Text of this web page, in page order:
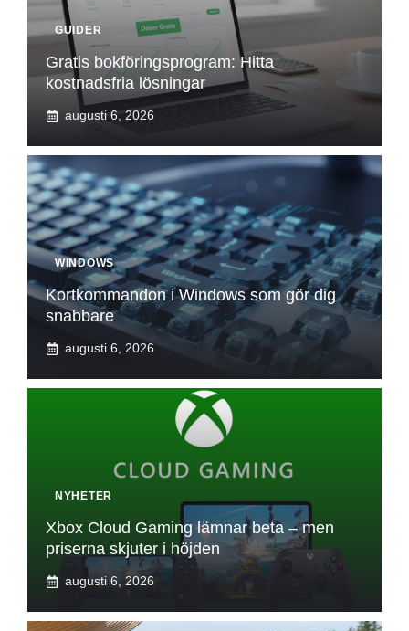
GUIDER
Gratis bokföringsprogram: Hitta
kostnadsfria lösningar
augusti 6, 2026
WINDOWS
Kortkommandon i Windows som gör dig
snabbare
augusti 6, 2026
NYHETER
Xbox Cloud Gaming lämnar beta – men
priserna skjuter i höjden
augusti 6, 2026